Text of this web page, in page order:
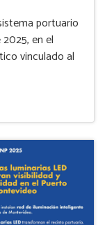
portuario
en el
vinculado al